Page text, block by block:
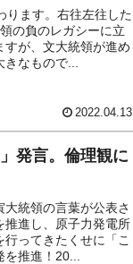
ります。右往左往した
の負のレガシーに立
が、文大統領が進め
なもので...
2022.04.13
発言。倫理観に
統領の言葉が公表さ
推進し、原子力発電所
ってきたくせに「こ
推進！20...